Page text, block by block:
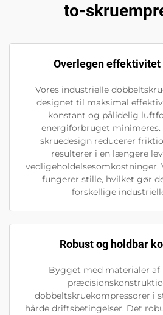
to-
Overlegen effektivitet
Vores industrielle
designet til maksimal
konstant og pålidelig
energiforbruget minimeres.
skruedesign reducerer
resulterer i en længere
vedligeholdelsesomkostninger.
fungerer stille, hvilket gør
forskellige
Robust og holdbar
Bygget med materialer
dobbeltskruekompressorer i
hårde driftsbetingelser. Det